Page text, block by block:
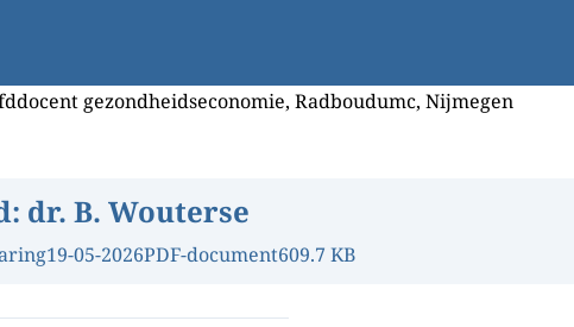
gezondheidseconomie, Radboudumc, Nijmegen
dr. B. Wouterse
19-05-2026PDF-document609.7 KB